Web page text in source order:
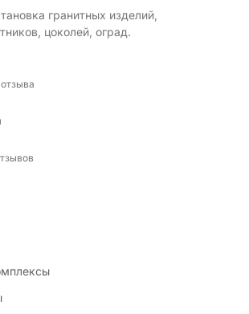
гранитных изделий,
цоколей, оград.